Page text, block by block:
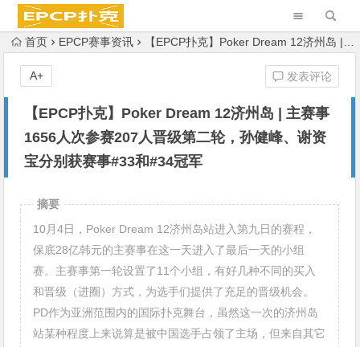
首页 EPCP赛事资讯 【EPCP扑克】Poker Dream 12济州岛 | 主赛事1656人次参赛207人晋级第二轮，孙健峰、谢资宝分别获赛事#33和#34冠军
【EPCP扑克】Poker Dream 12济州岛 | 主赛事
1656人次参赛207人晋级第二轮，孙健峰、谢资
宝分别获赛事#33和#34冠军
发表评论
A+
摘要
10月4日，Poker Dream 12济州岛站进入第九日的赛程，
保底28亿韩元的主赛事在这一天进入了最后一天的小组
赛。主赛事第一轮设置了11个小组，有好几种不同的买入
和晋级（进圈）方式，为选手们提供了充足的晋级机会。
PD作为亚洲范围内的国际扑克舞台，虽然这一次的济州岛
站某种程度上来说算是被中国选手占领了主场，但来自其它